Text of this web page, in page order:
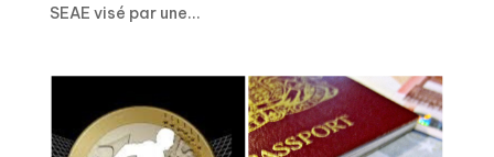
SEAE visé par une...